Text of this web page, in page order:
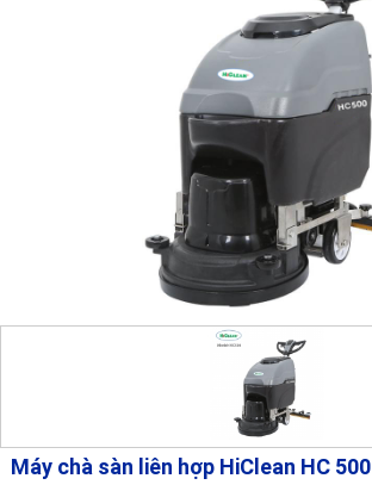
Máy chà sàn liên hợp HiClean HC 500